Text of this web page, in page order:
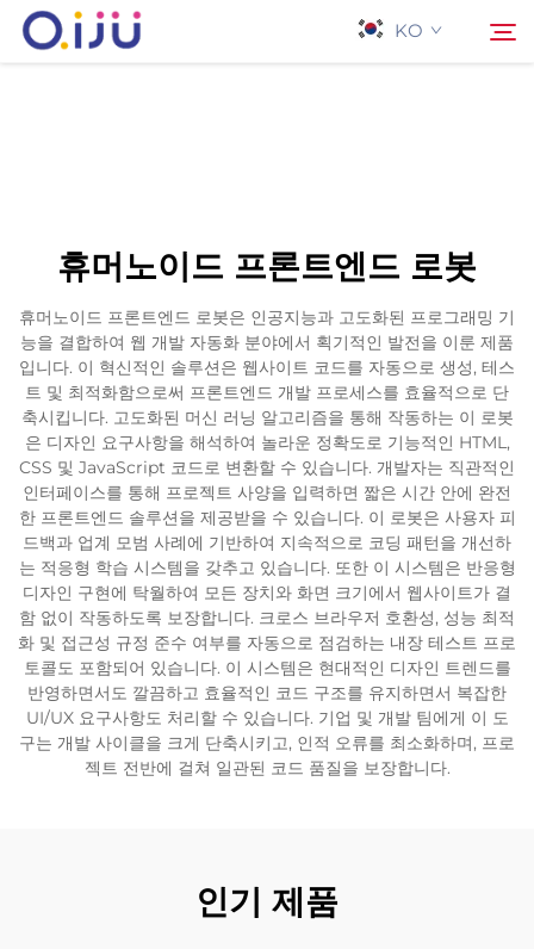
KO
응용 프로그램
사례
뉴스
서비스 지원
연락
휴머노이드 프론트엔드 로봇
휴머노이드 프론트엔드 로봇은 인공지능과 고도화된 프로그래밍 기
능을 결합하여 웹 개발 자동화 분야에서 획기적인 발전을 이룬 제품
입니다. 이 혁신적인 솔루션은 웹사이트 코드를 자동으로 생성, 테스
트 및 최적화함으로써 프론트엔드 개발 프로세스를 효율적으로 단
축시킵니다. 고도화된 머신 러닝 알고리즘을 통해 작동하는 이 로봇
은 디자인 요구사항을 해석하여 놀라운 정확도로 기능적인 HTML,
CSS 및 JavaScript 코드로 변환할 수 있습니다. 개발자는 직관적인
인터페이스를 통해 프로젝트 사양을 입력하면 짧은 시간 안에 완전
한 프론트엔드 솔루션을 제공받을 수 있습니다. 이 로봇은 사용자 피
드백과 업계 모범 사례에 기반하여 지속적으로 코딩 패턴을 개선하
는 적응형 학습 시스템을 갖추고 있습니다. 또한 이 시스템은 반응형
디자인 구현에 탁월하여 모든 장치와 화면 크기에서 웹사이트가 결
함 없이 작동하도록 보장합니다. 크로스 브라우저 호환성, 성능 최적
화 및 접근성 규정 준수 여부를 자동으로 점검하는 내장 테스트 프로
토콜도 포함되어 있습니다. 이 시스템은 현대적인 디자인 트렌드를
반영하면서도 깔끔하고 효율적인 코드 구조를 유지하면서 복잡한
UI/UX 요구사항도 처리할 수 있습니다. 기업 및 개발 팀에게 이 도
구는 개발 사이클을 크게 단축시키고, 인적 오류를 최소화하며, 프로
젝트 전반에 걸쳐 일관된 코드 품질을 보장합니다.
인기 제품